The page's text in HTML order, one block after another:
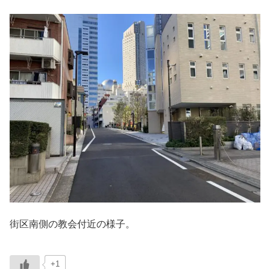
街区南側の教会付近の様子。
+1